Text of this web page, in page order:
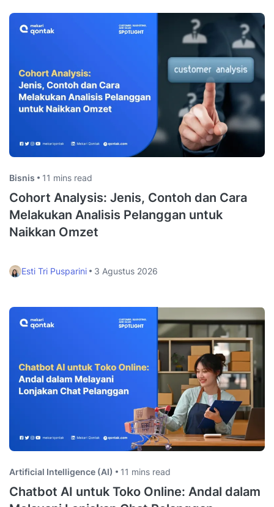
Bisnis 11 mins read
Cohort Analysis: Jenis, Contoh dan Cara
Melakukan Analisis Pelanggan untuk
Naikkan Omzet
Esti Tri Pusparini 3 Agustus 2026
Artificial Intelligence (AI) 11 mins read
Chatbot AI untuk Toko Online: Andal dalam